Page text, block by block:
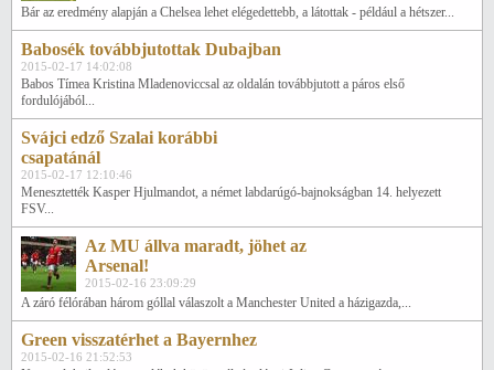
Bár az eredmény alapján a Chelsea lehet elégedettebb, a látottak - például a hétszer...
Babosék továbbjutottak Dubajban
2015-02-17 14:02:08
Babos Tímea Kristina Mladenoviccsal az oldalán továbbjutott a páros első
fordulójából...
Svájci edző Szalai korábbi
csapatánál
2015-02-17 12:10:46
Menesztették Kasper Hjulmandot, a német labdarúgó-bajnokságban 14. helyezett
FSV...
Az MU állva maradt, jöhet az
Arsenal!
2015-02-16 23:09:29
A záró félórában három góllal válaszolt a Manchester United a házigazda,...
Green visszatérhet a Bayernhez
2015-02-16 21:52:53